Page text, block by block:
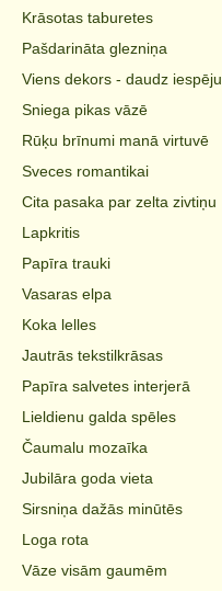
Krāsotas taburetes
Pašdarināta glezniņa
Viens dekors - daudz iespēju
Sniega pikas vāzē
Rūķu brīnumi manā virtuvē
Sveces romantikai
Cita pasaka par zelta zivtiņu
Lapkritis
Papīra trauki
Vasaras elpa
Koka lelles
Jautrās tekstilkrāsas
Papīra salvetes interjerā
Lieldienu galda spēles
Čaumalu mozaīka
Jubilāra goda vieta
Sirsniņa dažās minūtēs
Loga rota
Vāze visām gaumēm